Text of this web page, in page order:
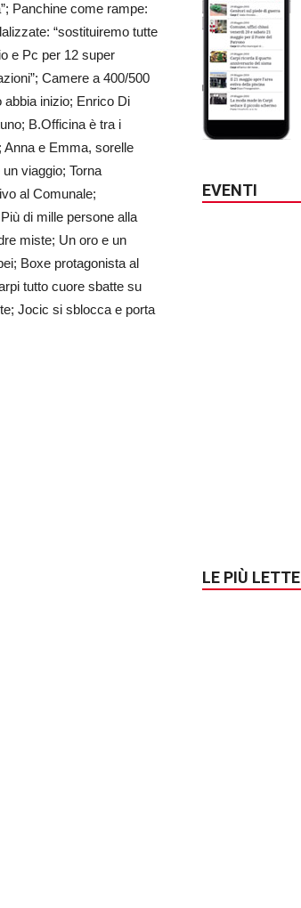
Panchine come rampe:
“sostituiremo tutte
e Pc per 12 super
Camere a 400/500
inizio; Enrico Di
B.Officina è tra i
Anna e Emma, sorelle
viaggio; Torna
al Comunale;
di mille persone alla
miste; Un oro e un
Boxe protagonista al
tutto cuore sbatte su
Jocic si sblocca e porta
EVENTI
LE PIÙ LETTE